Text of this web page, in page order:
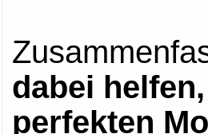
dabei
perfekten